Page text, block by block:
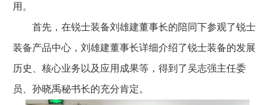
用。
首先，在锐士装备刘雄建董事长的陪同下参观了锐士
装备产品中心，刘雄建董事长详细介绍了锐士装备的发展
历史、核心业务以及应用成果等，得到了吴志强主任委
员、孙晓禹秘书长的充分肯定。